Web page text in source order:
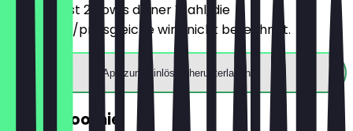
Du bestellst 2 Bowls deiner Wahl, die
günstigere/preisgleiche wird nicht berechnet.
App zum Einlösen herunterladen
2für1 Smoothie